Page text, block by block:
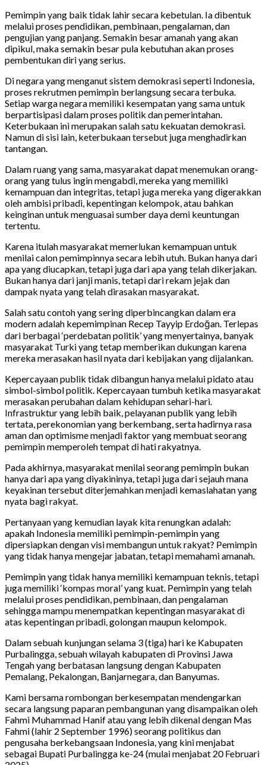
Pemimpin yang baik tidak lahir secara kebetulan. Ia dibentuk
melalui proses pendidikan, pembinaan, pengalaman, dan
pengujian yang panjang. Semakin besar amanah yang akan
dipikul, maka semakin besar pula kebutuhan akan proses
pembentukan diri yang serius.
Di negara yang menganut sistem demokrasi seperti Indonesia,
proses rekrutmen pemimpin berlangsung secara terbuka.
Setiap warga negara memiliki kesempatan yang sama untuk
berpartisipasi dalam proses politik dan pemerintahan.
Keterbukaan ini merupakan salah satu kekuatan demokrasi.
Namun di sisi lain, keterbukaan tersebut juga menghadirkan
tantangan.
Dalam ruang yang sama, masyarakat dapat menemukan orang-
orang yang tulus ingin mengabdi, mereka yang memiliki
kemampuan dan integritas, tetapi juga mereka yang digerakkan
oleh ambisi pribadi, kepentingan kelompok, atau bahkan
keinginan untuk menguasai sumber daya demi keuntungan
tertentu.
Karena itulah masyarakat memerlukan kemampuan untuk
menilai calon pemimpinnya secara lebih utuh. Bukan hanya dari
apa yang diucapkan, tetapi juga dari apa yang telah dikerjakan.
Bukan hanya dari janji manis, tetapi dari rekam jejak dan
dampak nyata yang telah dirasakan masyarakat.
Salah satu contoh yang sering diperbincangkan dalam era
modern adalah kepemimpinan Recep Tayyip Erdoğan. Terlepas
dari berbagai ‘perdebatan politik’ yang menyertainya, banyak
masyarakat Turki yang tetap memberikan dukungan karena
mereka merasakan hasil nyata dari kebijakan yang dijalankan.
Kepercayaan publik tidak dibangun hanya melalui pidato atau
simbol-simbol politik. Kepercayaan tumbuh ketika masyarakat
merasakan perubahan dalam kehidupan sehari-hari.
Infrastruktur yang lebih baik, pelayanan publik yang lebih
tertata, perekonomian yang berkembang, serta hadirnya rasa
aman dan optimisme menjadi faktor yang membuat seorang
pemimpin memperoleh tempat di hati rakyatnya.
Pada akhirnya, masyarakat menilai seorang pemimpin bukan
hanya dari apa yang diyakininya, tetapi juga dari sejauh mana
keyakinan tersebut diterjemahkan menjadi kemaslahatan yang
nyata bagi rakyat.
Pertanyaan yang kemudian layak kita renungkan adalah:
apakah Indonesia memiliki pemimpin-pemimpin yang
dipersiapkan dengan visi membangun untuk rakyat? Pemimpin
yang tidak hanya mengejar jabatan, tetapi memahami amanah.
Pemimpin yang tidak hanya memiliki kemampuan teknis, tetapi
juga memiliki ‘kompas moral’ yang kuat. Pemimpin yang telah
melalui proses pendidikan, pembinaan, dan pengalaman
sehingga mampu menempatkan kepentingan masyarakat di
atas kepentingan pribadi, golongan maupun kelompok.
Dalam sebuah kunjungan selama 3 (tiga) hari ke Kabupaten
Purbalingga, sebuah wilayah kabupaten di Provinsi Jawa
Tengah yang berbatasan langsung dengan Kabupaten
Pemalang, Pekalongan, Banjarnegara, dan Banyumas.
Kami bersama rombongan berkesempatan mendengarkan
secara langsung paparan pembangunan yang disampaikan oleh
Fahmi Muhammad Hanif atau yang lebih dikenal dengan Mas
Fahmi (lahir 2 September 1996) seorang politikus dan
pengusaha berkebangsaan Indonesia, yang kini menjabat
sebagai Bupati Purbalingga ke-24 (mulai menjabat 20 Februari